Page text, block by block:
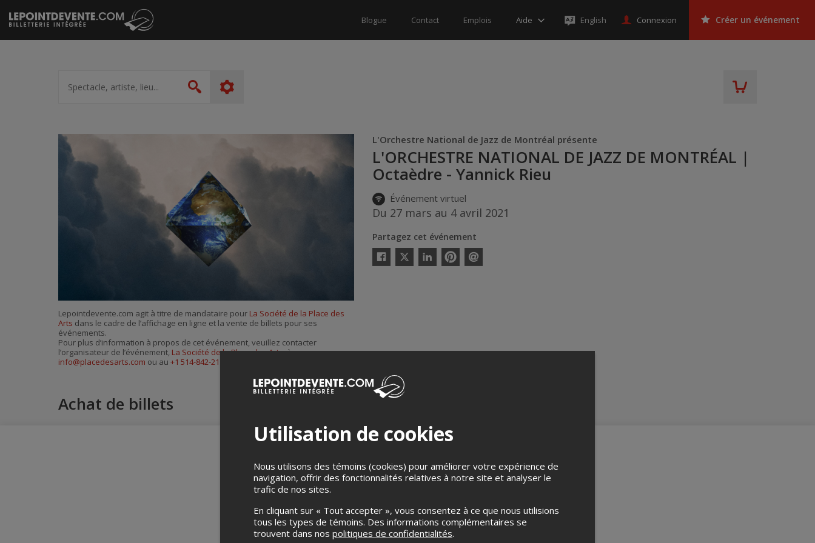
Passer
au
contenu
Blogue Contact Emplois Aide English Connexion Créer un événement
artiste,
lieu...
Rechercher
L'Orchestre National de Jazz de Montréal présente
L'ORCHESTRE NATIONAL DE JAZZ DE MONTRÉAL |
Octaèdre - Yannick Rieu
Événement virtuel
Du 27 mars au 4 avril 2021
Partagez cet événement
Facebook
Twitter
LinkedinPinterestEnvoyer
Lepointdevente.com agit à titre de mandataire pour La Société de la Place des
Arts dans le cadre de l’affichage en ligne et la vente de billets pour ses
événements.
Pour plus d’information à propos de cet événement, veuillez contacter
l’organisateur de l’événement, La Société de la Place des Arts, à
info@placedesarts.com ou au +1 514-842-2112
Achat de billets
Merci de confirmer que vous n'êtes pas un robot ci-bas.
Utilisation de cookies
Nous utilisons des témoins (cookies) pour améliorer votre expérience de
navigation, offrir des fonctionnalités relatives à notre site et analyser le
trafic de nos sites.
En cliquant sur « Tout accepter », vous consentez à ce que nous utilisions
tous les types de témoins. Des informations complémentaires se
trouvent dans nos politiques de confidentialités.